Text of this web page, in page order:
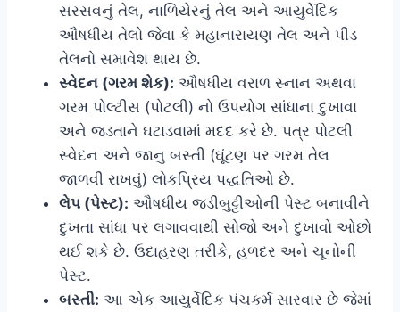
સરસવનું તેલ, નાળિયેરનું તેલ અને આયુર્વેદિક
ઔષધીય તેલો જેવા કે મહાનારાયણ તેલ અને પીંડ
તેલનો સમાવેશ થાય છે.
સ્વેદન (ગરમ શેક): ઔષધીય વરાળ સ્નાન અથવા
ગરમ પોલ્ટીસ (પોટલી) નો ઉપયોગ સાંધાના દુખાવા
અને જડતાને ઘટાડવામાં મદદ કરે છે. પત્ર પોટલી
સ્વેદન અને જાનુ બસ્તી (ઘૂંટણ પર ગરમ તેલ
જાળવી રાખવું) લોકપ્રિય પદ્ધતિઓ છે.
લેપ (પેસ્ટ): ઔષધીય જડીબુટ્ટીઓની પેસ્ટ બનાવીને
દુખતા સાંધા પર લગાવવાથી સોજો અને દુખાવો ઓછો
થઈ શકે છે. ઉદાહરણ તરીકે, હળદર અને ચૂનોની
પેસ્ટ.
બસ્તી: આ એક આયુર્વેદિક પંચકર્મ સારવાર છે જેમાં